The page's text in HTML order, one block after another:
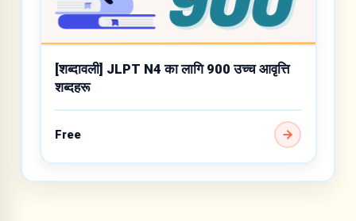
[शब्दावली] JLPT N4 का लागि 900 उच्च आवृत्ति
शब्दहरू
Free